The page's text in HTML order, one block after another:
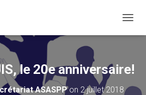
le 20e anniversaire!
ASASPPon 2 juillet 2018